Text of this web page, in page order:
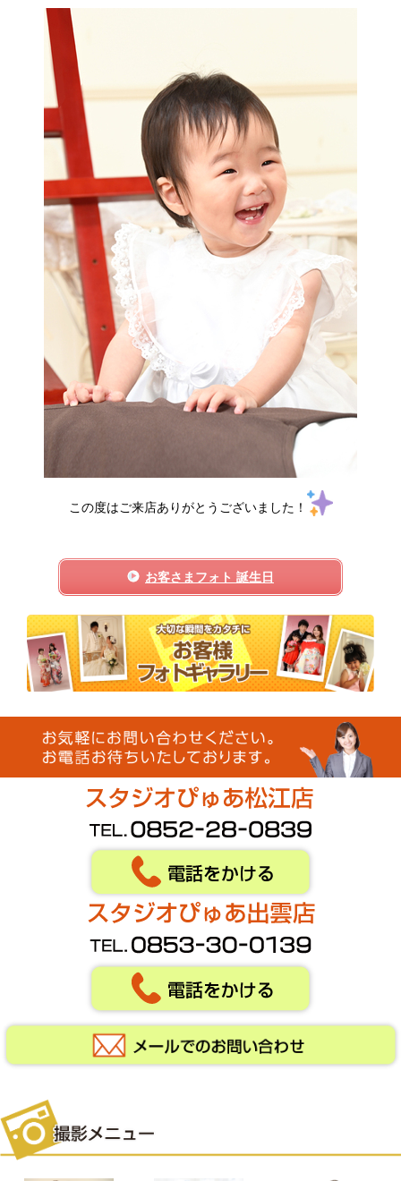
この度はご来店ありがとうございました！
お客さまフォト 誕生日